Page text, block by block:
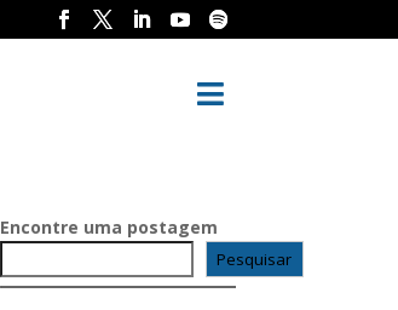

Encontre uma postagem
Pesquisar